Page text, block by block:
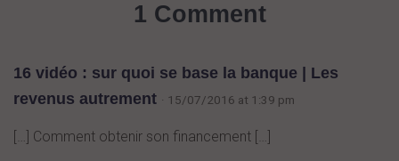
1 Comment
16 vidéo : sur quoi se base la banque | Les
revenus autrement · 15/07/2016 at 1:39 pm
[…] Comment obtenir son financement […]